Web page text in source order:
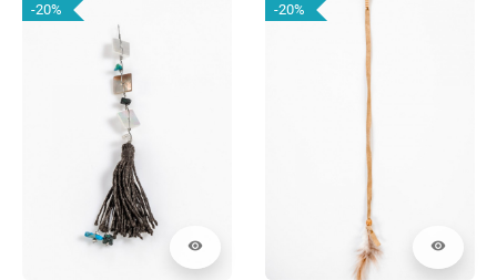
-20%
visibility
-20%
visibility